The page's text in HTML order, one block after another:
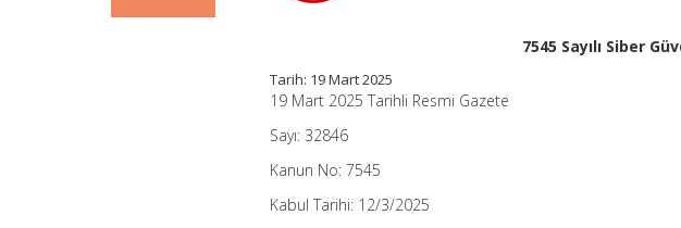
7545 Sayılı Siber
Tarih: 19 Mart 2025
19 Mart 2025 Tarihli Resmi Gazete
Sayı: 32846
Kanun No: 7545
Kabul Tarihi: 12/3/2025